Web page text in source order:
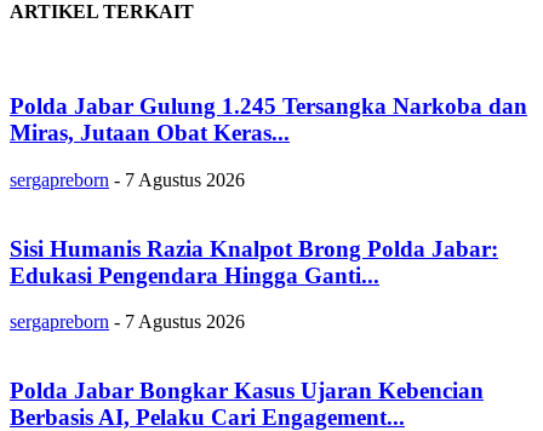
ARTIKEL TERKAIT
Polda Jabar Gulung 1.245 Tersangka Narkoba dan
Miras, Jutaan Obat Keras...
sergapreborn - 7 Agustus 2026
Sisi Humanis Razia Knalpot Brong Polda Jabar:
Edukasi Pengendara Hingga Ganti...
sergapreborn - 7 Agustus 2026
Polda Jabar Bongkar Kasus Ujaran Kebencian
Berbasis AI, Pelaku Cari Engagement...